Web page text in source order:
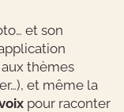
et son
thèmes
et même la
pour raconter